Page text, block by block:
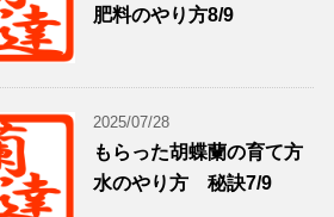
肥料のやり方8/9
2025/07/28
もらった胡蝶蘭の育て方
水のやり方 秘訣7/9